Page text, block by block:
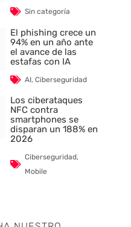
Sin categoría
El phishing crece un
94% en un año ante
el avance de las
estafas con IA
AI,Ciberseguridad
Los ciberataques
NFC contra
smartphones se
disparan un 188% en
2026
Ciberseguridad,
Mobile